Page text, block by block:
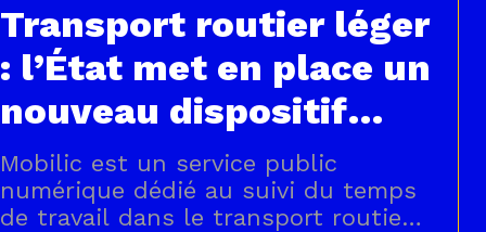
Transport routier léger
: l’État met en place un
nouveau dispositif
pour le suivi de votre
temps de travail !
Mobilic est un service public
numérique dédié au suivi du temps
de travail dans le transport routier